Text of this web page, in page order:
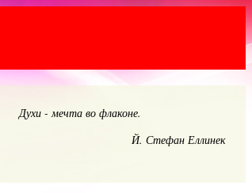
Духи - мечта во флаконе.
Й. Стефан Еллинек